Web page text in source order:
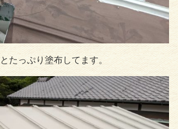
たっぷり塗布してます。